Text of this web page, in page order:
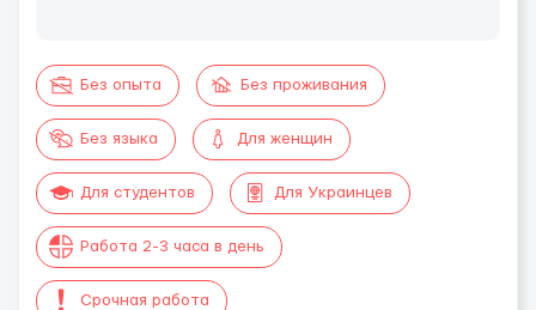
Без опыта Без проживания
Без языка Для женщин
Для студентов Для Украинцев
Работа 2-3 часа в день
Срочная работа